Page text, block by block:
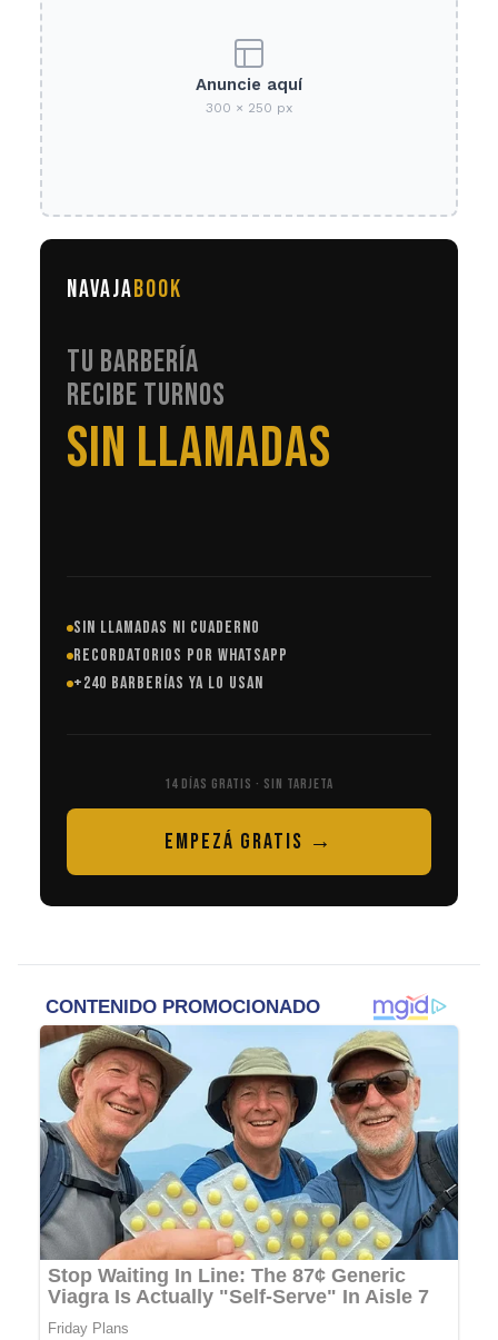
Anuncie aquí
300 × 250 px
NAVAJABOOK
TU BARBERÍA
RECIBE TURNOS
EN AUTOMÁTICO
SIN LLAMADAS NI CUADERNO
RECORDATORIOS POR WHATSAPP
+240 BARBERÍAS YA LO USAN
14 DÍAS GRATIS · SIN TARJETA
EMPEZÁ GRATIS →